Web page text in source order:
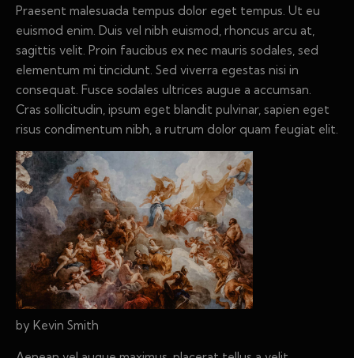
Praesent malesuada tempus dolor eget tempus. Ut eu
euismod enim. Duis vel nibh euismod, rhoncus arcu at,
sagittis velit. Proin faucibus ex nec mauris sodales, sed
elementum mi tincidunt. Sed viverra egestas nisi in
consequat. Fusce sodales ultrices augue a accumsan.
Cras sollicitudin, ipsum eget blandit pulvinar, sapien eget
risus condimentum nibh, a rutrum dolor quam feugiat elit.
by Kevin Smith